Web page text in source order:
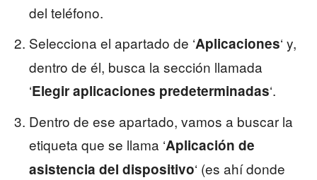
del teléfono.
Selecciona el apartado de ‘Aplicaciones‘ y,
dentro de él, busca la sección llamada
‘Elegir aplicaciones predeterminadas‘.
Dentro de ese apartado, vamos a buscar la
etiqueta que se llama ‘Aplicación de
asistencia del dispositivo‘ (es ahí donde